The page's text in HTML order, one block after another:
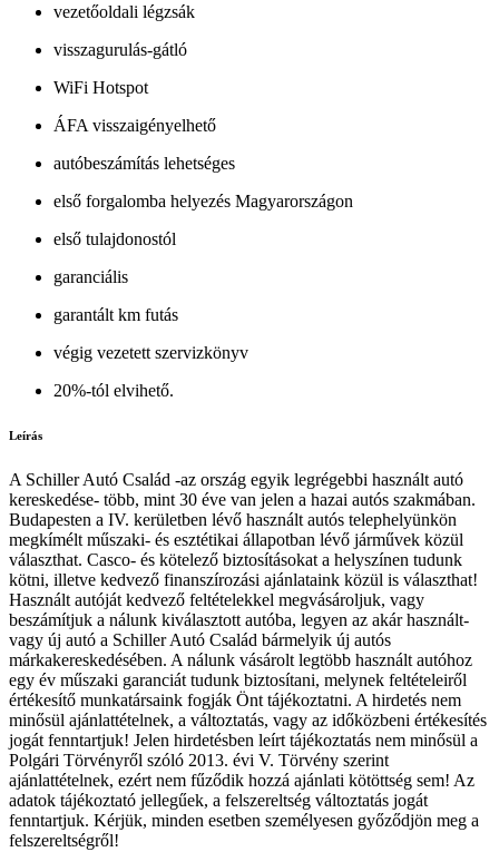
vezetőoldali légzsák
visszagurulás-gátló
WiFi Hotspot
ÁFA visszaigényelhető
autóbeszámítás lehetséges
első forgalomba helyezés Magyarországon
első tulajdonostól
garanciális
garantált km futás
végig vezetett szervizkönyv
20%-tól elvihető.
Leírás
A Schiller Autó Család -az ország egyik legrégebbi használt autó
kereskedése- több, mint 30 éve van jelen a hazai autós szakmában.
Budapesten a IV. kerületben lévő használt autós telephelyünkön
megkímélt műszaki- és esztétikai állapotban lévő járművek közül
választhat. Casco- és kötelező biztosításokat a helyszínen tudunk
kötni, illetve kedvező finanszírozási ajánlataink közül is választhat!
Használt autóját kedvező feltételekkel megvásároljuk, vagy
beszámítjuk a nálunk kiválasztott autóba, legyen az akár használt-
vagy új autó a Schiller Autó Család bármelyik új autós
márkakereskedésében. A nálunk vásárolt legtöbb használt autóhoz
egy év műszaki garanciát tudunk biztosítani, melynek feltételeiről
értékesítő munkatársaink fogják Önt tájékoztatni. A hirdetés nem
minősül ajánlattételnek, a változtatás, vagy az időközbeni értékesítés
jogát fenntartjuk! Jelen hirdetésben leírt tájékoztatás nem minősül a
Polgári Törvényről szóló 2013. évi V. Törvény szerint
ajánlattételnek, ezért nem fűződik hozzá ajánlati kötöttség sem! Az
adatok tájékoztató jellegűek, a felszereltség változtatás jogát
fenntartjuk. Kérjük, minden esetben személyesen győződjön meg a
felszereltségről!